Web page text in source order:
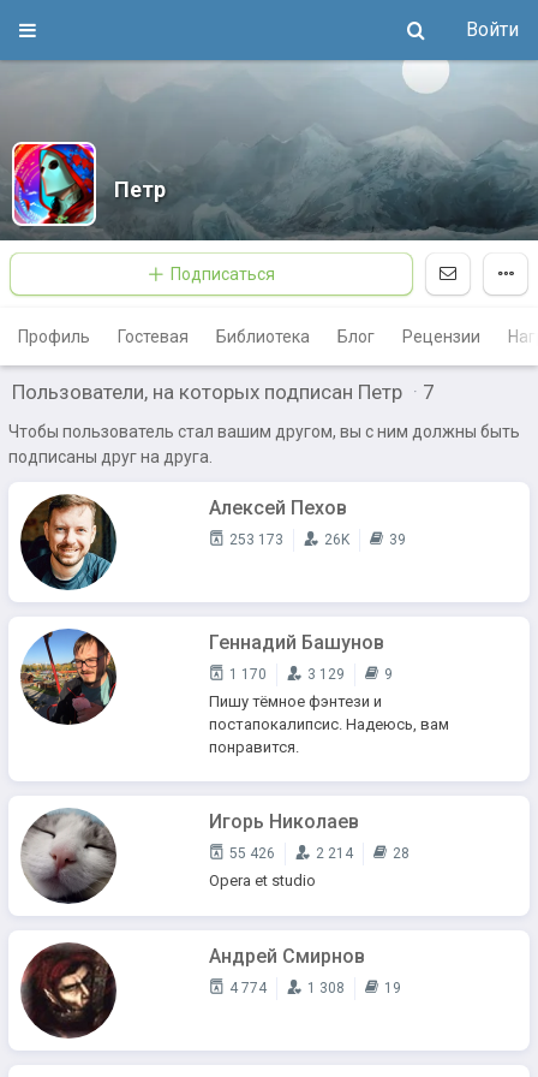
Войти
Петр
Подписаться
Профиль Гостевая Библиотека Блог Рецензии
Пользователи, на которых подписан Петр · 7
Чтобы пользователь стал вашим другом, вы с ним должны быть
подписаны друг на друга.
Алексей Пехов
253 173 26K 39
Геннадий Башунов
1 170 3 129 9
Пишу тёмное фэнтези и
постапокалипсис. Надеюсь, вам
понравится.
Игорь Николаев
55 426 2 214 28
Opera et studio
Андрей Смирнов
4 774 1 308 19